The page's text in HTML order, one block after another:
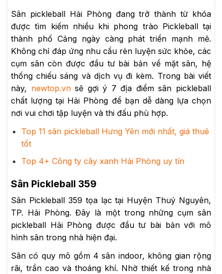
Sân pickleball Hải Phòng đang trở thành từ khóa
được tìm kiếm nhiều khi phong trào Pickleball tại
thành phố Cảng ngày càng phát triển mạnh mẽ.
Không chỉ đáp ứng nhu cầu rèn luyện sức khỏe, các
cụm sân còn được đầu tư bài bản về mặt sân, hệ
thống chiếu sáng và dịch vụ đi kèm. Trong bài viết
này, newtop.vnsẽ gợi ý 7 địa điểm sân pickleball
chất lượng tại Hải Phòng để bạn dễ dàng lựa chọn
nơi vui chơi tập luyện và thi đấu phù hợp.
Top 11 sân pickleball Hưng Yên mới nhất, giá thuê
tốt
Top 4+ Công ty cây xanh Hải Phòng uy tín
Sân Pickleball 359
Sân Pickleball 359 tọa lạc tại Huyện Thuỷ Nguyên,
TP. Hải Phòng. Đây là một trong những cụm sân
pickleball Hải Phòng được đầu tư bài bản với mô
hình sân trong nhà hiện đại.
Sân có quy mô gồm 4 sân indoor, không gian rộng
rãi, trần cao và thoáng khí. Nhờ thiết kế trong nhà